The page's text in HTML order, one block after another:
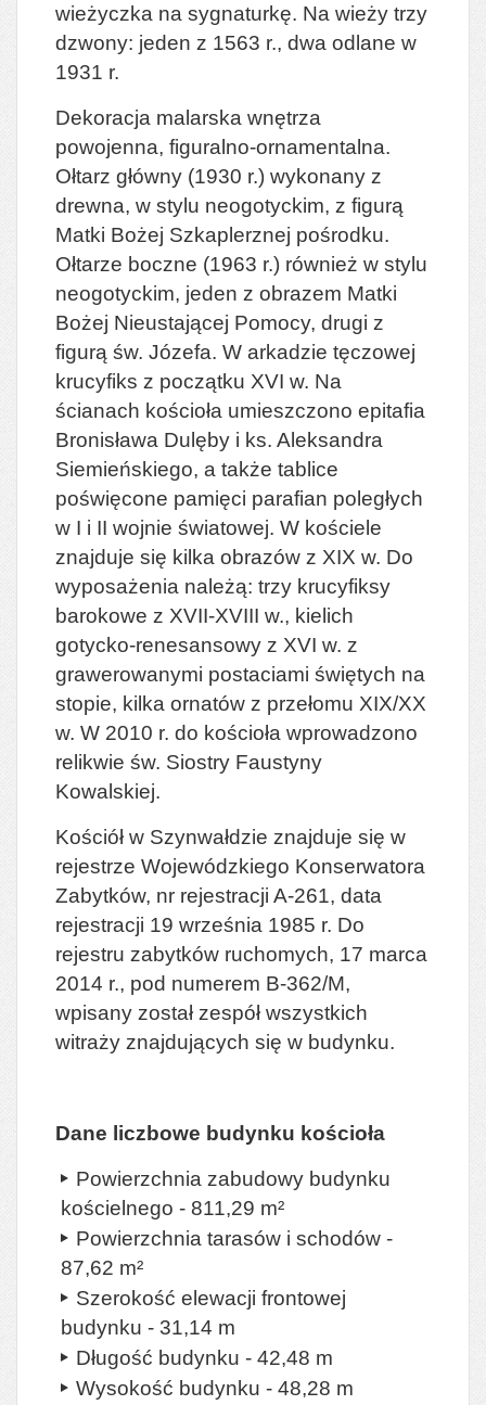
wieżyczka na sygnaturkę. Na wieży trzy
dzwony: jeden z 1563 r., dwa odlane w
1931 r.
Dekoracja malarska wnętrza
powojenna, figuralno-ornamentalna.
Ołtarz główny (1930 r.) wykonany z
drewna, w stylu neogotyckim, z figurą
Matki Bożej Szkaplerznej pośrodku.
Ołtarze boczne (1963 r.) również w stylu
neogotyckim, jeden z obrazem Matki
Bożej Nieustającej Pomocy, drugi z
figurą św. Józefa. W arkadzie tęczowej
krucyfiks z początku XVI w. Na
ścianach kościoła umieszczono epitafia
Bronisława Dulęby i ks. Aleksandra
Siemieńskiego, a także tablice
poświęcone pamięci parafian poległych
w I i II wojnie światowej. W kościele
znajduje się kilka obrazów z XIX w. Do
wyposażenia należą: trzy krucyfiksy
barokowe z XVII-XVIII w., kielich
gotycko-renesansowy z XVI w. z
grawerowanymi postaciami świętych na
stopie, kilka ornatów z przełomu XIX/XX
w. W 2010 r. do kościoła wprowadzono
relikwie św. Siostry Faustyny
Kowalskiej.
Kościół w Szynwałdzie znajduje się w
rejestrze Wojewódzkiego Konserwatora
Zabytków, nr rejestracji A-261, data
rejestracji 19 września 1985 r. Do
rejestru zabytków ruchomych, 17 marca
2014 r., pod numerem B-362/M,
wpisany został zespół wszystkich
witraży znajdujących się w budynku.
Dane liczbowe budynku kościoła
Powierzchnia zabudowy budynku
kościelnego - 811,29 m²
Powierzchnia tarasów i schodów -
87,62 m²
Szerokość elewacji frontowej
budynku - 31,14 m
Długość budynku - 42,48 m
Wysokość budynku - 48,28 m